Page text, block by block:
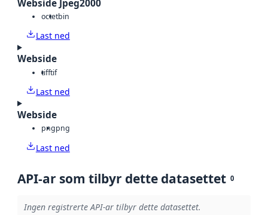
Webside Jpeg2000
octetbin
Last ned
Webside
tifftif
Last ned
Webside
pngpng
Last ned
API-ar som tilbyr dette datasettet 0
Ingen registrerte API-ar tilbyr dette datasettet.